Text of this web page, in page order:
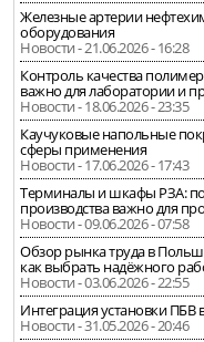
Железные артерии
оборудования
Новости - 21.06.2026 - 16:28
Контроль качества
важно для лаборатории и
Новости - 18.06.2026 - 23:35
Каучуковые напольные
сферы применения
Новости - 17.06.2026 - 17:43
Терминалы и шкафы РЗА:
производства важно для
Новости - 09.06.2026 - 07:58
Обзор рынка труда в
как выбрать надёжного
Новости - 03.06.2026 - 22:55
Интеграция установки
Новости - 31.05.2026 - 20:46